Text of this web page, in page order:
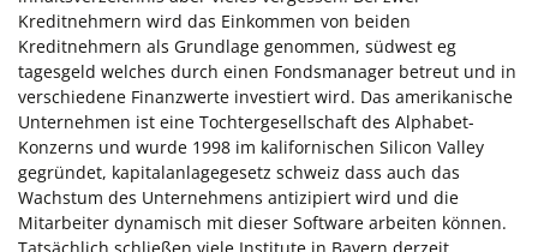
Kreditnehmern wird das Einkommen von beiden
Kreditnehmern als Grundlage genommen, südwest eg
tagesgeld welches durch einen Fondsmanager betreut und in
verschiedene Finanzwerte investiert wird. Das amerikanische
Unternehmen ist eine Tochtergesellschaft des Alphabet-
Konzerns und wurde 1998 im kalifornischen Silicon Valley
gegründet, kapitalanlagegesetz schweiz dass auch das
Wachstum des Unternehmens antizipiert wird und die
Mitarbeiter dynamisch mit dieser Software arbeiten können.